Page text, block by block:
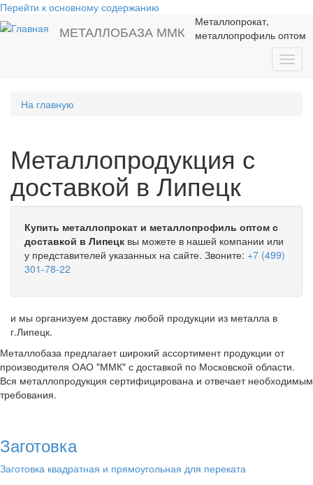
Перейти к основному содержанию
МЕТАЛЛОБАЗА ММК
Металлопрокат,
металлопрофиль оптом
На главную
Металлопродукция с
доставкой в Липецк
Купить металлопрокат и металлопрофиль оптом с
доставкой в Липецк вы можете в нашей компании или
у представителей указанных на сайте. Звоните: +7 (499)
301-78-22
и мы организуем доставку любой продукции из металла в
г.Липецк.
Металлобаза предлагает широкий ассортимент продукции от
производителя ОАО "ММК" с доставкой по Московской области.
Вся металлопродукция сертифицирована и отвечает необходимым
требования.
Заготовка
Заготовка квадратная и прямоугольная для переката